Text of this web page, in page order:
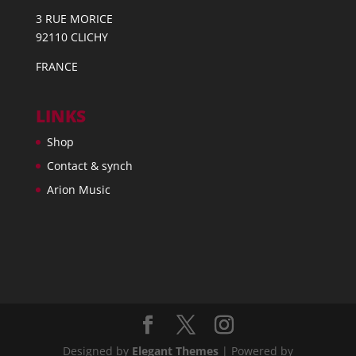
3 RUE MORICE
92110 CLICHY
FRANCE
LINKS
Shop
Contact & synch
Arion Music
Designed by Elegant Themes| Powered by